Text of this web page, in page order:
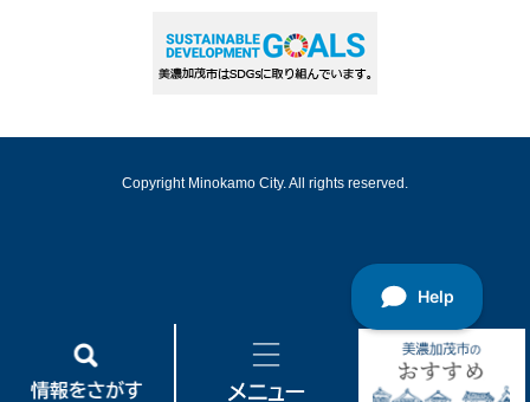
Copyright Minokamo City. All rights reserved.